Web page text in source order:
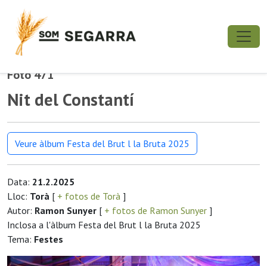
Foto 471
Nit del Constantí
Veure àlbum Festa del Brut l la Bruta 2025
Data: 21.2.2025
Lloc: Torà [ + fotos de Torà ]
Autor: Ramon Sunyer [ + fotos de Ramon Sunyer ]
Inclosa a l'àlbum Festa del Brut l la Bruta 2025
Tema: Festes